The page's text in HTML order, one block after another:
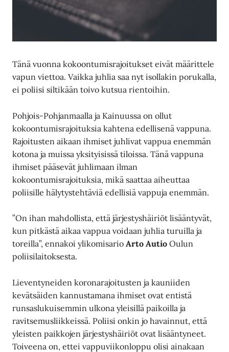
Tänä vuonna kokoontumisrajoitukset eivät määrittele
vapun viettoa. Vaikka juhlia saa nyt isollakin porukalla,
ei poliisi siltikään toivo kutsua rientoihin.
Pohjois-Pohjanmaalla ja Kainuussa on ollut
kokoontumisrajoituksia kahtena edellisenä vappuna.
Rajoitusten aikaan ihmiset juhlivat vappua enemmän
kotona ja muissa yksityisissä tiloissa. Tänä vappuna
ihmiset pääsevät juhlimaan ilman
kokoontumisrajoituksia, mikä saattaa aiheuttaa
poliisille hälytystehtäviä edellisiä vappuja enemmän.
”On ihan mahdollista, että järjestyshäiriöt lisääntyvät,
kun pitkästä aikaa vappua voidaan juhlia turuilla ja
toreilla”, ennakoi ylikomisarioArto Autio Oulun
poliisilaitoksesta.
Lieventyneiden koronarajoitusten ja kauniiden
kevätsäiden kannustamana ihmiset ovat entistä
runsaslukuisemmin ulkona yleisillä paikoilla ja
ravitsemusliikkeissä. Poliisi onkin jo havainnut, että
yleisten paikkojen järjestyshäiriöt ovat lisääntyneet.
Toiveena on, ettei vappuviikonloppu olisi ainakaan